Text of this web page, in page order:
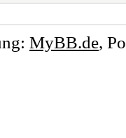
MyBB.de,